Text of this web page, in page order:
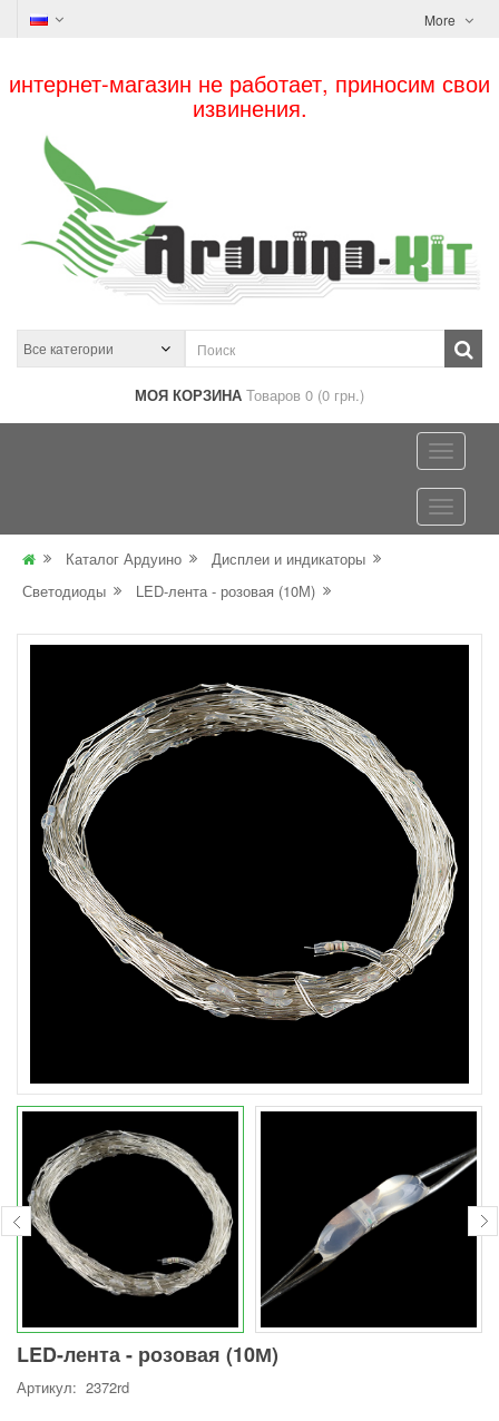
More
интернет-магазин не работает, приносим свои
извинения.
МОЯ КОРЗИНА Товаров 0 (0 грн.)
Каталог Ардуино
Дисплеи и индикаторы
Светодиоды
LED-лента - розовая (10М)
LED-лента - розовая (10М)
Артикул: 2372rd